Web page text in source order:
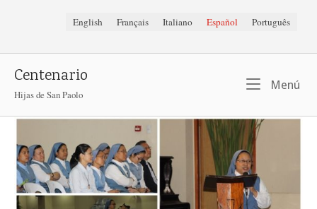
English Français Italiano Español Português
Centenario
Hijas de San Paolo
Menú